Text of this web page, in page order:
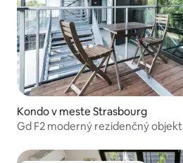
Kondo v meste Strasbourg
Gd F2 moderný rezidenčný objekt